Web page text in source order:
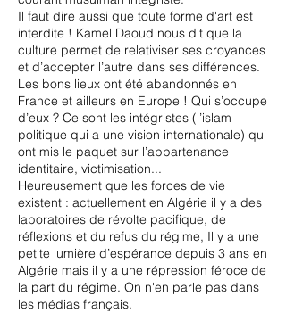
Il faut dire aussi que toute forme d'art est
interdite ! Kamel Daoud nous dit que la
culture permet de relativiser ses croyances
et d’accepter l’autre dans ses différences.
Les bons lieux ont été abandonnés en
France et ailleurs en Europe ! Qui s’occupe
d’eux ? Ce sont les intégristes (l’islam
politique qui a une vision internationale) qui
ont mis le paquet sur l’appartenance
identitaire, victimisation...
Heureusement que les forces de vie
existent : actuellement en Algérie il y a des
laboratoires de révolte pacifique, de
réflexions et du refus du régime, Il y a une
petite lumière d’espérance depuis 3 ans en
Algérie mais il y a une répression féroce de
la part du régime. On n'en parle pas dans
les médias français.